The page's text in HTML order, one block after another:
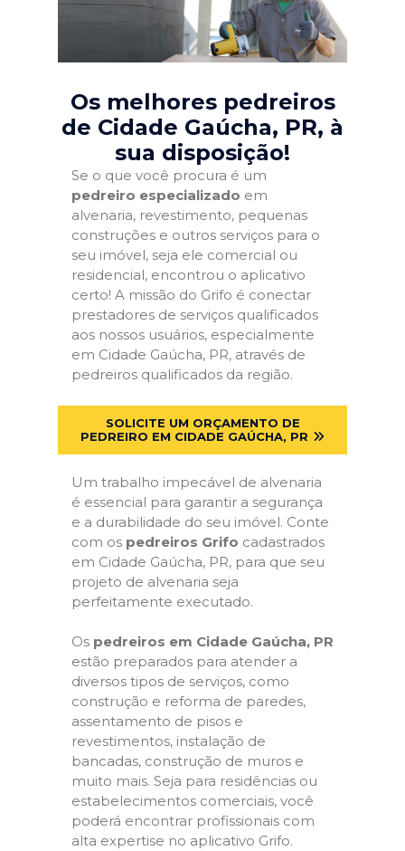
Os melhores pedreiros
de Cidade Gaúcha, PR, à
sua disposição!
Se o que você procura é um
pedreiro especializado em
alvenaria, revestimento, pequenas
construções e outros serviços para o
seu imóvel, seja ele comercial ou
residencial, encontrou o aplicativo
certo! A missão do Grifo é conectar
prestadores de serviços qualificados
aos nossos usuários, especialmente
em Cidade Gaúcha, PR, através de
pedreiros qualificados da região.
SOLICITE UM ORÇAMENTO DE
PEDREIRO EM CIDADE GAÚCHA, PR
Um trabalho impecável de alvenaria
é essencial para garantir a segurança
e a durabilidade do seu imóvel. Conte
com os pedreiros Grifo cadastrados
em Cidade Gaúcha, PR, para que seu
projeto de alvenaria seja
perfeitamente executado.
Os pedreiros em Cidade Gaúcha, PR
estão preparados para atender a
diversos tipos de serviços, como
construção e reforma de paredes,
assentamento de pisos e
revestimentos, instalação de
bancadas, construção de muros e
muito mais. Seja para residências ou
estabelecimentos comerciais, você
poderá encontrar profissionais com
alta expertise no aplicativo Grifo.